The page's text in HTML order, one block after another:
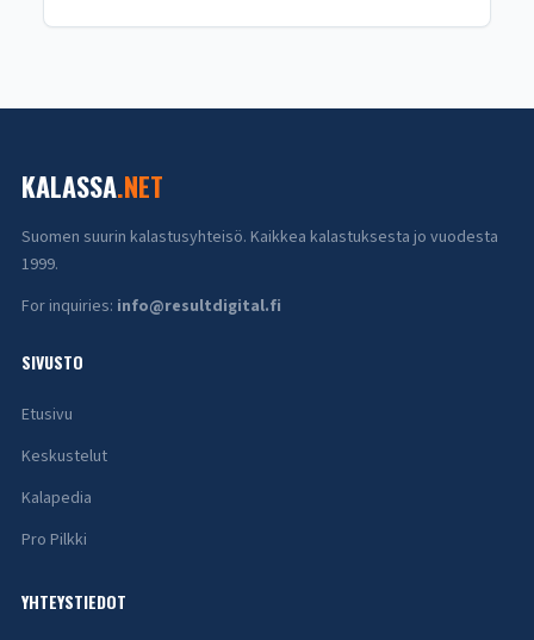
KALASSA.NET
Suomen suurin kalastusyhteisö. Kaikkea kalastuksesta jo vuodesta
1999.
For inquiries: info@resultdigital.fi
SIVUSTO
Etusivu
Keskustelut
Kalapedia
Pro Pilkki
YHTEYSTIEDOT